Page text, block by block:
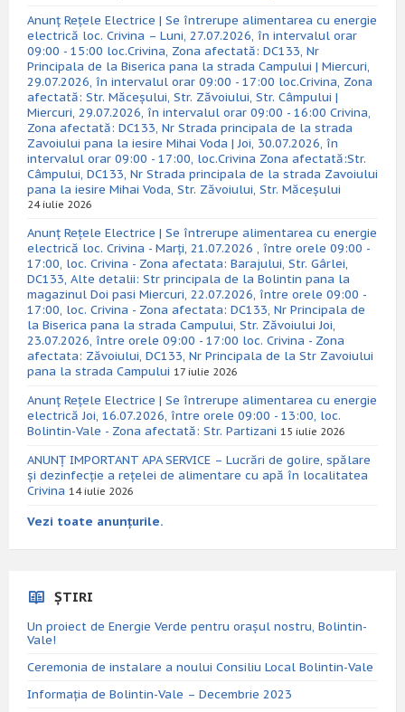
Anunț Rețele Electrice | Se întrerupe alimentarea cu energie
electrică loc. Crivina – Luni, 27.07.2026, în intervalul orar
09:00 - 15:00 loc.Crivina, Zona afectată: DC133, Nr
Principala de la Biserica pana la strada Campului | Miercuri,
29.07.2026, în intervalul orar 09:00 - 17:00 loc.Crivina, Zona
afectată: Str. Măceșului, Str. Zăvoiului, Str. Câmpului |
Miercuri, 29.07.2026, în intervalul orar 09:00 - 16:00 Crivina,
Zona afectată: DC133, Nr Strada principala de la strada
Zavoiului pana la iesire Mihai Voda | Joi, 30.07.2026, în
intervalul orar 09:00 - 17:00, loc.Crivina Zona afectată:Str.
Câmpului, DC133, Nr Strada principala de la strada Zavoiului
pana la iesire Mihai Voda, Str. Zăvoiului, Str. Măceșului
24 iulie 2026
Anunț Rețele Electrice | Se întrerupe alimentarea cu energie
electrică loc. Crivina - Marți, 21.07.2026 , între orele 09:00 -
17:00, loc. Crivina - Zona afectata: Barajului, Str. Gârlei,
DC133, Alte detalii: Str principala de la Bolintin pana la
magazinul Doi pasi Miercuri, 22.07.2026, între orele 09:00 -
17:00, loc. Crivina - Zona afectata: DC133, Nr Principala de
la Biserica pana la strada Campului, Str. Zăvoiului Joi,
23.07.2026, între orele 09:00 - 17:00 loc. Crivina - Zona
afectata: Zăvoiului, DC133, Nr Principala de la Str Zavoiului
pana la strada Campului 17 iulie 2026
Anunț Rețele Electrice | Se întrerupe alimentarea cu energie
electrică Joi, 16.07.2026, între orele 09:00 - 13:00, loc.
Bolintin-Vale - Zona afectată: Str. Partizani 15 iulie 2026
ANUNȚ IMPORTANT APA SERVICE – Lucrări de golire, spălare
și dezinfecție a rețelei de alimentare cu apă în localitatea
Crivina 14 iulie 2026
Vezi toate anunțurile.
ȘTIRI
Un proiect de Energie Verde pentru orașul nostru, Bolintin-
Vale!
Ceremonia de instalare a noului Consiliu Local Bolintin-Vale
Informația de Bolintin-Vale – Decembrie 2023